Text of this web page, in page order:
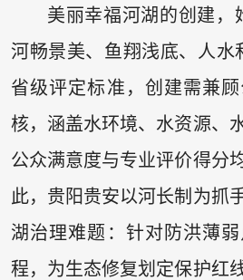
美丽幸福河湖的创建，
河畅景美、鱼翔浅底、人水
省级评定标准，创建需兼
核，涵盖水环境、水资源、
公众满意度与专业评价得分
此，贵阳贵安以河长制为抓
湖治理难题：针对防洪薄
程，为生态修复划定保护红